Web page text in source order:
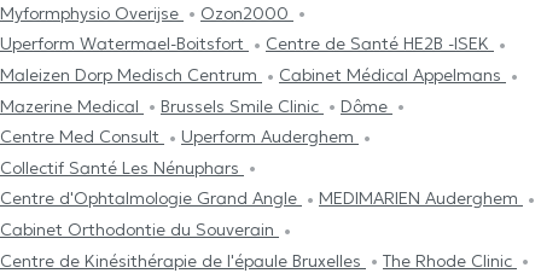
Myformphysio Overijse
Ozon2000
Uperform Watermael-Boitsfort
Centre de Santé HE2B -ISEK
Maleizen Dorp Medisch Centrum
Cabinet Médical Appelmans
Mazerine Medical
Brussels Smile Clinic
Dôme
Centre Med Consult
Uperform Auderghem
Collectif Santé Les Nénuphars
Centre d'Ophtalmologie Grand Angle
MEDIMARIEN Auderghem
Cabinet Orthodontie du Souverain
Centre de Kinésithérapie de l'épaule Bruxelles
The Rhode Clinic